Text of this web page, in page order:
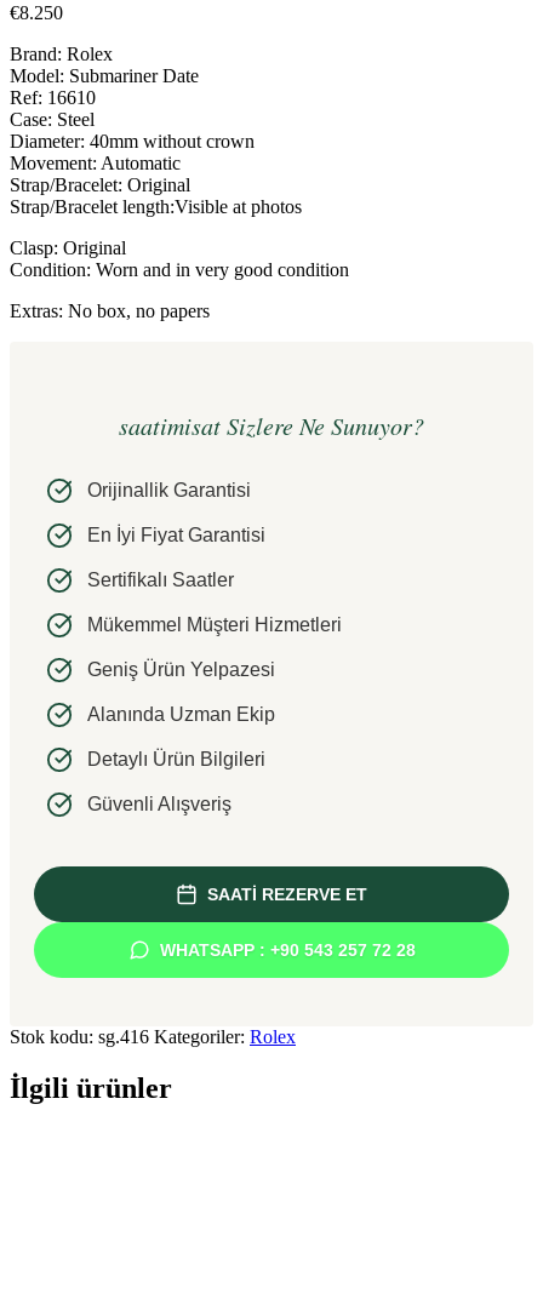
€8.250
Brand: Rolex
Model: Submariner Date
Ref: 16610
Case: Steel
Diameter: 40mm without crown
Movement: Automatic
Strap/Bracelet: Original
Strap/Bracelet length:Visible at photos
Clasp: Original
Condition: Worn and in very good condition
Extras: No box, no papers
saatimisat Sizlere Ne Sunuyor?
Orijinallik Garantisi
En İyi Fiyat Garantisi
Sertifikalı Saatler
Mükemmel Müşteri Hizmetleri
Geniş Ürün Yelpazesi
Alanında Uzman Ekip
Detaylı Ürün Bilgileri
Güvenli Alışveriş
SAATİ REZERVE ET
WHATSAPP : +90 543 257 72 28
Stok kodu: sg.416 Kategoriler: Rolex
İlgili ürünler